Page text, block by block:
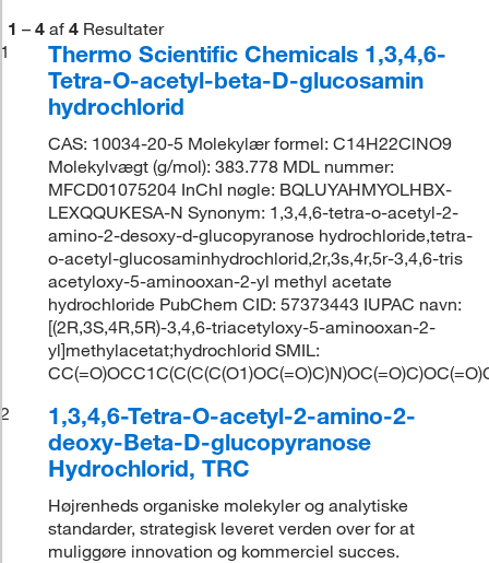
1 – 4 af 4 Resultater
1
Thermo Scientific Chemicals 1,3,4,6-
Tetra-O-acetyl-beta-D-glucosamin
hydrochlorid
CAS: 10034-20-5 Molekylær formel: C14H22ClNO9
Molekylvægt (g/mol): 383.778 MDL nummer:
MFCD01075204 InChI nøgle: BQLUYAHMYOLHBX-
LEXQQUKESA-N Synonym: 1,3,4,6-tetra-o-acetyl-2-
amino-2-desoxy-d-glucopyranose hydrochloride,tetra-
o-acetyl-glucosaminhydrochlorid,2r,3s,4r,5r-3,4,6-tris
acetyloxy-5-aminooxan-2-yl methyl acetate
hydrochloride PubChem CID: 57373443 IUPAC navn:
[(2R,3S,4R,5R)-3,4,6-triacetyloxy-5-aminooxan-2-
yl]methylacetat;hydrochlorid SMIL:
2
1,3,4,6-Tetra-O-acetyl-2-amino-2-
deoxy-Beta-D-glucopyranose
Hydrochlorid, TRC
Højrenheds organiske molekyler og analytiske
standarder, strategisk leveret verden over for at
muliggøre innovation og kommerciel succes.